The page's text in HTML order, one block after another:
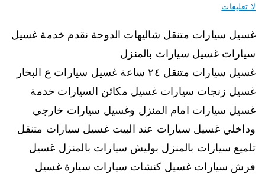
لا تعليقات
غسيل سيارات متنقل شاليهات الدوحة نقدم خدمة غسيل
سيارات غسيل سيارات بالمنزل
غسيل سيارات متنقل ٢٤ ساعة غسيل سيارات ع البخار
غسيل زنجات سيارات غسيل مكائن السيارات خدمة
غسيل سيارات امام المنزل وغسيل سيارات خارجي
وداخلي غسيل سيارات عند البيت غسيل سيارات متنقل
تلميع سيارات بالمنزل بوليش سيارات بالمنزل غسيل
فرش سيارات غسيل كنشات سيارات سيارة غسيل